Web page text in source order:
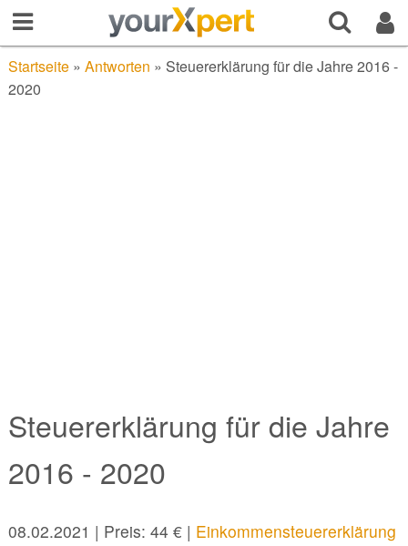
Startseite» Antworten » Steuererklärung für die Jahre 2016 -
2020
Steuererklärung für die Jahre
2016 - 2020
08.02.2021 | Preis: 44 € | Einkommensteuererklärung